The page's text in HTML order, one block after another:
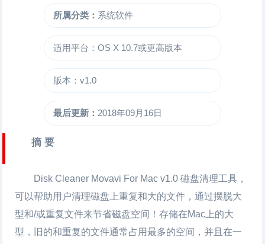
所属分类： 系统软件
适用平台：OS X 10.7或更高版本
版本：v1.0
最后更新： 2018年09月16日
摘 要
Disk Cleaner Movavi For Mac v1.0 磁盘清理工具，
可以帮助用户清理磁盘上重复和大的文件，通过摆脱大
型和/或重复文件来节省磁盘空间！存储在Mac上的大
型，旧的和重复的文件通常占用最多的空间，并且在一